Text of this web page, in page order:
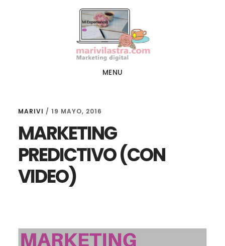
MENU
MARIVI / 19 MAYO, 2016
MARKETING
PREDICTIVO (CON
VIDEO)